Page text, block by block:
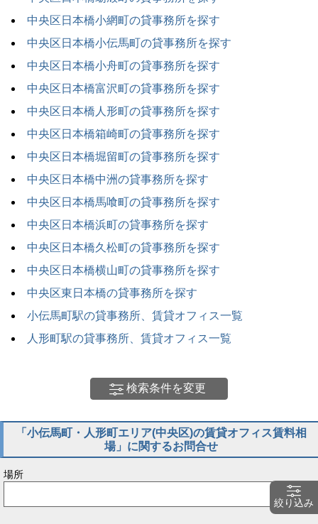
中央区日本橋小網町の貸事務所を探す
中央区日本橋小伝馬町の貸事務所を探す
中央区日本橋小舟町の貸事務所を探す
中央区日本橋富沢町の貸事務所を探す
中央区日本橋人形町の貸事務所を探す
中央区日本橋箱崎町の貸事務所を探す
中央区日本橋堀留町の貸事務所を探す
中央区日本橋中洲の貸事務所を探す
中央区日本橋馬喰町の貸事務所を探す
中央区日本橋浜町の貸事務所を探す
中央区日本橋久松町の貸事務所を探す
中央区日本橋横山町の貸事務所を探す
中央区東日本橋の貸事務所を探す
小伝馬町駅の貸事務所、賃貸オフィス一覧
人形町駅の貸事務所、賃貸オフィス一覧
検索条件を変更
絞り込み
「小伝馬町・人形町エリア(中央区)の賃貸オフィス賃料相
場」に関するお問合せ
場所